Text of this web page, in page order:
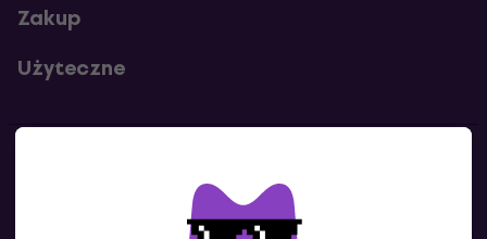
Zakup
Użyteczne
Skontaktuj się z nami